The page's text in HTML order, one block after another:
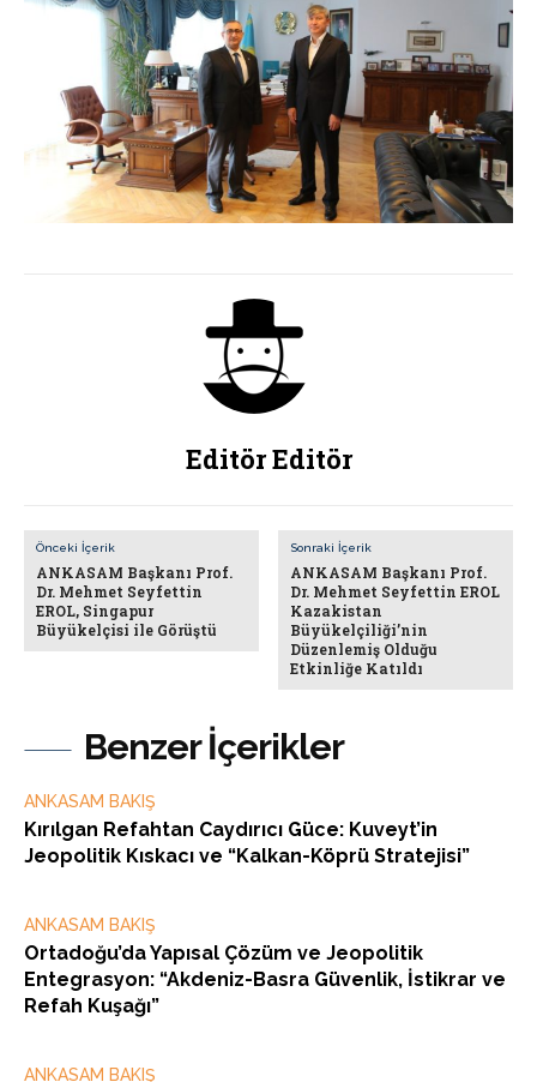
Benzer İçerikler
ANKASAM BAKIŞ
Kırılgan Refahtan Caydırıcı Güce: Kuveyt’in
Jeopolitik Kıskacı ve “Kalkan-Köprü Stratejisi”
ANKASAM BAKIŞ
Ortadoğu’da Yapısal Çözüm ve Jeopolitik
Entegrasyon: “Akdeniz-Basra Güvenlik, İstikrar ve
Refah Kuşağı”
ANKASAM BAKIŞ
Editör Editör
Önceki İçerik
ANKASAM Başkanı Prof.
Dr. Mehmet Seyfettin
EROL, Singapur
Büyükelçisi ile Görüştü
Sonraki İçerik
ANKASAM Başkanı Prof.
Dr. Mehmet Seyfettin EROL
Kazakistan
Büyükelçiliği’nin
Düzenlemiş Olduğu
Etkinliğe Katıldı